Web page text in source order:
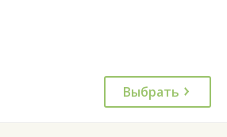
Выбрать